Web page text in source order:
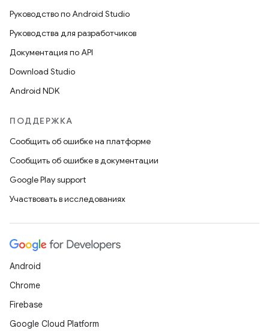
Руководство по Android Studio
Руководства для разработчиков
Документация по API
Download Studio
Android NDK
ПОДДЕРЖКА
Сообщить об ошибке на платформе
Сообщить об ошибке в документации
Google Play support
Участвовать в исследованиях
Android
Chrome
Firebase
Google Cloud Platform